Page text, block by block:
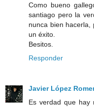
Como bueno
santiago pero la
nunca bien hacerla,
un éxito.
Besitos.
Responder
Javier López
Es verdad que hay